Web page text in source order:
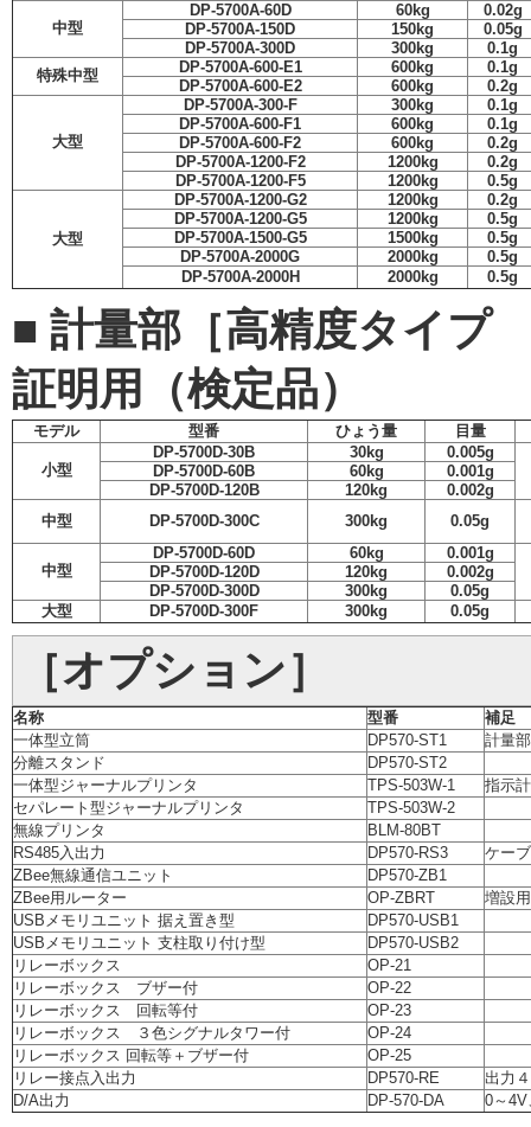
中型
DP-5700A-60D 60kg
0.02g
DP-5700A-150D
150kg
0.05g
DP-5700A-300D
300kg
0.1g
特殊中型
DP-5700A-600-E1 600kg
0.1g
DP-5700A-600-E2
600kg 0.2g
大型
DP-5700A-300-F 300kg
0.1g
DP-5700A-600-F1
600kg
0.1g
DP-5700A-600-F2
600kg
0.2g
DP-5700A-1200-F2
1200kg
0.2g
DP-5700A-1200-F5
1200kg 0.5g
大型
DP-5700A-1200-G2 1200kg
0.2g
DP-5700A-1200-G5
1200kg
0.5g
DP-5700A-1500-G5
1500kg
0.5g
DP-5700A-2000G
2000kg
0.5g
DP-5700A-2000H
2000kg 0.5g
■ 計量部［高精度タイ
証明用（検定品）
モデル 型番 ひょう量 目量
小型
DP-5700D-30B 30kg
0.005g
DP-5700D-60B
60kg
0.001g
DP-5700D-120B
120kg
0.002g
中型
DP-5700D-300C 300kg 0.05g
中型
DP-5700D-60D 60kg
0.001g
DP-5700D-120D
120kg
0.002g
DP-5700D-300D
300kg
0.05g
大型
DP-5700D-300F 300kg 0.05g
［オプション］
名称 型番
補足
一体型立筒
DP570-ST1
計量
分離スタンド
DP570-ST2
一体型ジャーナルプリンタ
TPS-503W-1
指示
セパレート型ジャーナルプリンタ
TPS-503W-2
無線プリンタ
BLM-80BT
RS485入出力
DP570-RS3
ケー
ZBee無線通信ユニット
DP570-ZB1
ZBee用ルーター
OP-ZBRT
増設用
USBメモリユニット 据え置き型
DP570-USB1
USBメモリユニット 支柱取り付け型
DP570-USB2
リレーボックス
OP-21
リレーボックス ブザー付
OP-22
リレーボックス 回転等付
OP-23
リレーボックス ３色シグナルタワー付
OP-24
リレーボックス 回転等＋ブザー付
OP-25
リレー接点入出力
DP570-RE
出力
D/A出力
DP-570-DA 0～4V